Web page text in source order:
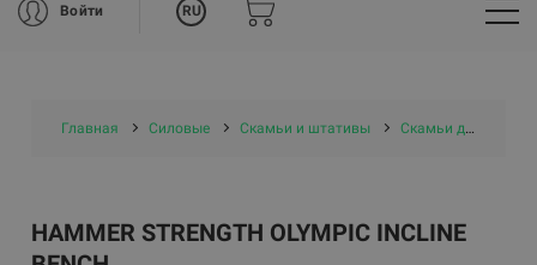
Войти RU
Главная Силовые Скамьи и штативы Скамьи для тренировок со свободными весами
HAMMER STRENGTH OLYMPIC INCLINE